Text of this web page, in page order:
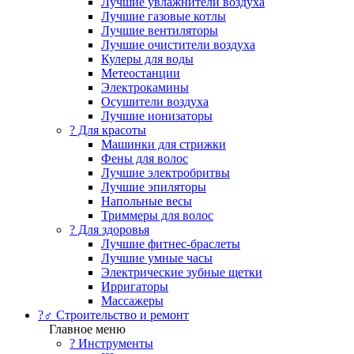
Лучшие газовые котлы
Лучшие вентиляторы
Лучшие очистители воздуха
Кулеры для воды
Метеостанции
Электрокамины
Осушители воздуха
Лучшие ионизаторы
? Для красоты
Машинки для стрижки
Фены для волос
Лучшие электробритвы
Лучшие эпиляторы
Напольные весы
Триммеры для волос
? Для здоровья
Лучшие фитнес-браслеты
Лучшие умные часы
Электрические зубные щетки
Ирригаторы
Массажеры
?‍♂️ Строительство и ремонт
Главное меню
?️ Инструменты